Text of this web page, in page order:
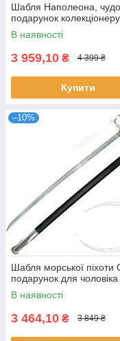
Шабля Наполеона,
подарунок колекціонеру
В наявності
3 959,10 ₴ 4 399 ₴
Купити
–10%
Шабля морської піхоти
подарунок для чоловіка
В наявності
3 464,10 ₴ 3 849 ₴